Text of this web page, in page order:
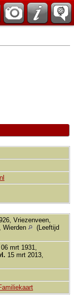
Vriezenveen,
Wierden
(Leeftijd
06 mrt 1931,
15 mrt 2013,